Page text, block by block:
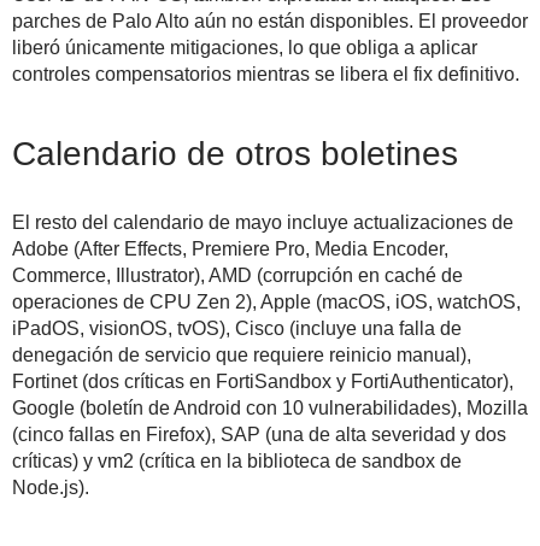
parches de Palo Alto aún no están disponibles. El proveedor
liberó únicamente mitigaciones, lo que obliga a aplicar
controles compensatorios mientras se libera el fix definitivo.
Calendario de otros boletines
El resto del calendario de mayo incluye actualizaciones de
Adobe (After Effects, Premiere Pro, Media Encoder,
Commerce, Illustrator), AMD (corrupción en caché de
operaciones de CPU Zen 2), Apple (macOS, iOS, watchOS,
iPadOS, visionOS, tvOS), Cisco (incluye una falla de
denegación de servicio que requiere reinicio manual),
Fortinet (dos críticas en FortiSandbox y FortiAuthenticator),
Google (boletín de Android con 10 vulnerabilidades), Mozilla
(cinco fallas en Firefox), SAP (una de alta severidad y dos
críticas) y vm2 (crítica en la biblioteca de sandbox de
Node.js).